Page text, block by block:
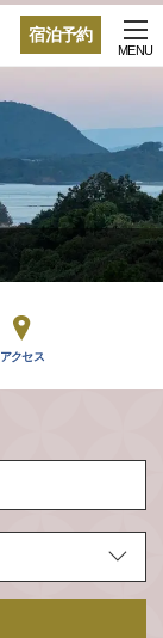
宿泊予約
MENU
アクセス